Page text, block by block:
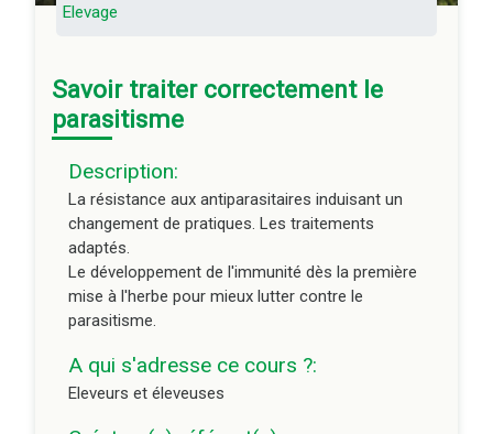
Elevage
Savoir traiter correctement le
parasitisme
Description:
La résistance aux antiparasitaires induisant un
changement de pratiques. Les traitements
adaptés.
Le développement de l'immunité dès la première
mise à l'herbe pour mieux lutter contre le
parasitisme.
A qui s'adresse ce cours ?:
Eleveurs et éleveuses
Créateur(s) référent(s):
Tarifs et conditions:
Location : 15 €.
Vivea fournie.
Editeur du cours :CA PDL
Durée du module à distance :